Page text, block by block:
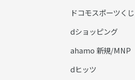
ドコモスポーツくじ
dショッピング
ahamo 新規/MNP
dヒッツ